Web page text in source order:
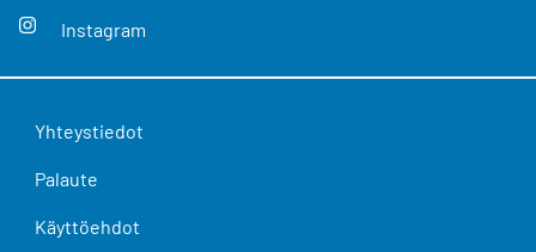
Instagram
Yhteystiedot
Palaute
Käyttöehdot